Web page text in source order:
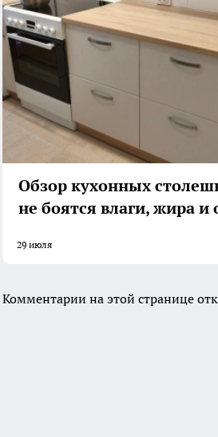
Обзор кухонных
не боятся влаги, жира и
29 июля
Комментарии на этой странице